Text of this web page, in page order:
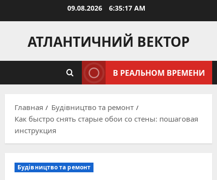
09.08.2026 6:35:18 AM
АТЛАНТИЧНИЙ ВЕКТОР
В РЕАЛЬНОМ ВРЕМЕНИ
Главная
Будівництво та ремонт
Как быстро снять старые обои со стены: пошаговая
инструкция
Будівництво та ремонт